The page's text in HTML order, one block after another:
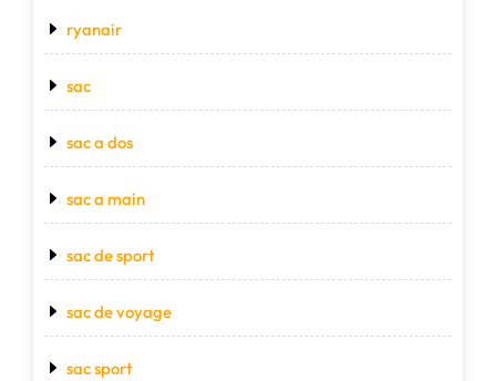
ryanair
sac
sac a dos
sac a main
sac de sport
sac de voyage
sac sport